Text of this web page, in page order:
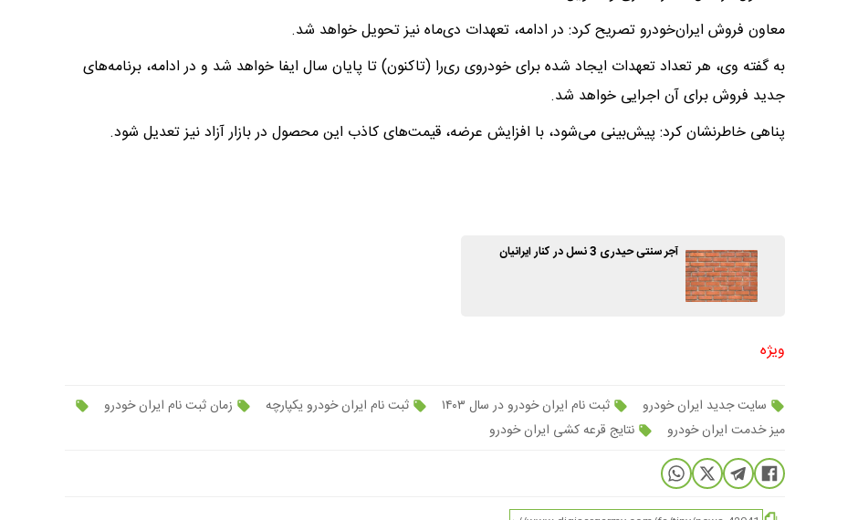
معاون فروش ایران‌خودرو تصریح کرد: در ادامه، تعهدات دی‌ماه نیز تحویل خواهد شد.
به گفته وی، هر تعداد تعهدات ایجاد شده برای خودروی ری‌را (تاکنون) تا پایان سال ایفا خواهد شد و در ادامه، برنامه‌های
جدید فروش برای آن اجرایی خواهد شد.
پناهی خاطرنشان کرد: پیش‌بینی می‌شود، با افزایش عرضه، قیمت‌های کاذب این محصول در بازار آزاد نیز تعدیل شود.
آجر سنتی حیدری 3 نسل در کنار ایرانیان
ویژه
سایت جدید ایران خودرو ثبت نام ایران خودرو در سال ۱۴۰۳ ثبت نام ایران خودرو یکپارچه
زمان ثبت نام ایران خودرو
میز خدمت ایران خودرو
نتایج قرعه کشی ایران خودرو